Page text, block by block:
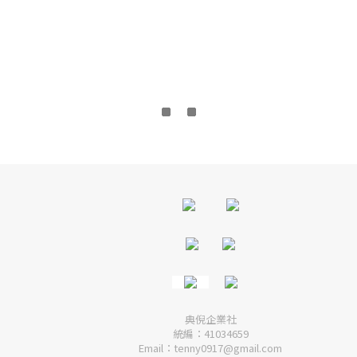
典倪企業社
統編：41034659
Email：tenny0917@gmail.com